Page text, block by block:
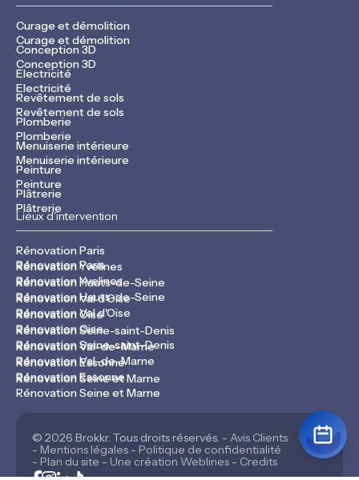
Curage et démolition
Curage et démolition
Conception 3D
Conception 3D
Electricité
Electricité
Revêtement de sols
Revêtement de sols
Plomberie
Plomberie
Menuiserie intérieure
Menuiserie intérieure
Peinture
Peinture
Plâtrerie
Plâtrerie
Lieux d'intervention
Rénovation Paris
Rénovation Paris
Rénovation Yvelines
Rénovation Yvelines
Rénovation Hauts-de-Seine
Rénovation Hauts-de-Seine
Rénovation Val d'Oise
Rénovation Val d'Oise
Rénovation Oise
Rénovation Oise
Rénovation Seine-saint-Denis
Rénovation Seine-saint-Denis
Rénovation Val-de-Marne
Rénovation Val-de-Marne
Rénovation Essonne
Rénovation Essonne
Rénovation Seine et Marne
Rénovation Seine et Marne
© 2026 Brokkr. Tous droits réservés. - Avis Clients
- Mentions légales - Politique de confidentialité
- Plan du site - Une création Weblines - Credits